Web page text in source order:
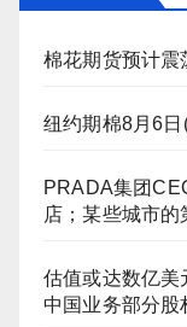
棉花期货预计震
纽约期棉8月6
PRADA集团
店；某些城市
估值或达数亿美
中国业务部分股